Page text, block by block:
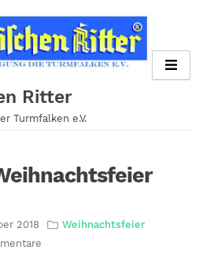
Ritter
Turmfalken e.V.
2018
Weihnachtsfeier